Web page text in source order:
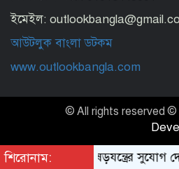
ইমেইল:
আউটলুক বাংলা ডটকম
www.outlookbangla.com
শিরোনাম:হাসিনাকে ষড়যন্ত্রের সুযোগ
© All rights reserved ©